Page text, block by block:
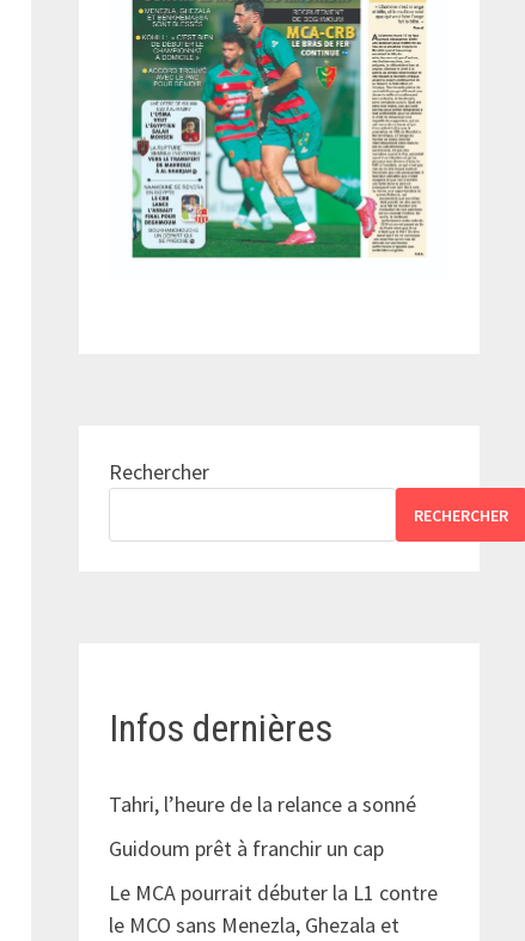
Rechercher
RECHERCHER
Infos dernières
Tahri, l’heure de la relance a sonné
Guidoum prêt à franchir un cap
Le MCA pourrait débuter la L1 contre
le MCO sans Menezla, Ghezala et